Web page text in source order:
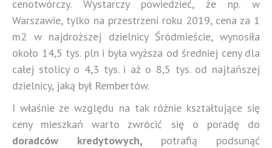
cenotwórczy. Wystarczy powiedzieć, że np. w
Warszawie, tylko na przestrzeni roku 2019, cena za 1
m2 w najdroższej dzielnicy Śródmieście, wynosiła
około 14,5 tys. pln i była wyższa od średniej ceny dla
całej stolicy o 4,3 tys. i aż o 8,5 tys. od najtańszej
dzielnicy, jaką był Rembertów.
I właśnie ze względu na tak różnie kształtujące się
ceny mieszkań warto zwrócić się o poradę do
doradców kredytowych, potrafią podsunąć